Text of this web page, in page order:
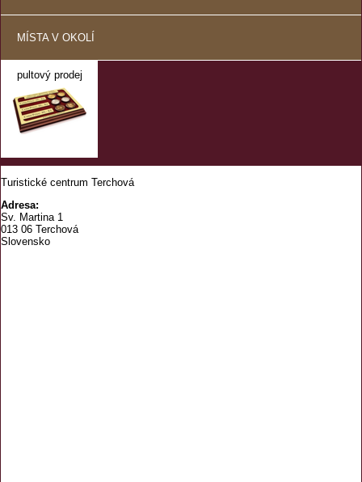
MÍSTA V OKOLÍ
pultový prodej
Turistické centrum Terchová
Adresa:
Sv. Martina 1
013 06 Terchová
Slovensko